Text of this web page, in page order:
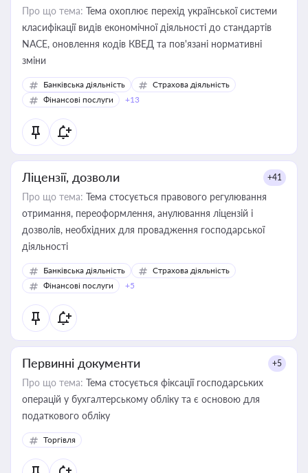
Про що тема: Тема охоплює перехід української системи
класифікації видів економічної діяльності до стандартів
NACE, оновлення кодів КВЕД та пов'язані нормативні
зміни
Банківська діяльність
Страхова діяльність
Фінансові послуги
+13
Ліцензії, дозволи +41
Про що тема: Тема стосується правового регулювання
отримання, переоформлення, анулювання ліцензій і
дозволів, необхідних для провадження господарської
діяльності
Банківська діяльність
Страхова діяльність
Фінансові послуги
+5
Первинні документи +5
Про що тема: Тема стосується фіксації господарських
операцій у бухгалтерському обліку та є основою для
податкового обліку
Торгівля